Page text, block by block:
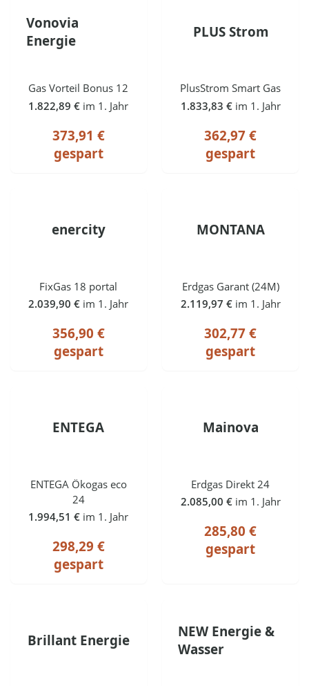
Vonovia
Energie
Gas Vorteil Bonus 12
1.822,89 € im 1. Jahr
373,91 €
gespart
PLUS Strom
PlusStrom Smart Gas
1.833,83 € im 1. Jahr
362,97 €
gespart
enercity
FixGas 18 portal
2.039,90 € im 1. Jahr
356,90 €
gespart
MONTANA
Erdgas Garant (24M)
2.119,97 € im 1. Jahr
302,77 €
gespart
ENTEGA
ENTEGA Ökogas eco
24
1.994,51 € im 1. Jahr
298,29 €
gespart
Mainova
Erdgas Direkt 24
2.085,00 € im 1. Jahr
285,80 €
gespart
Brillant Energie
NEW Energie &
Wasser